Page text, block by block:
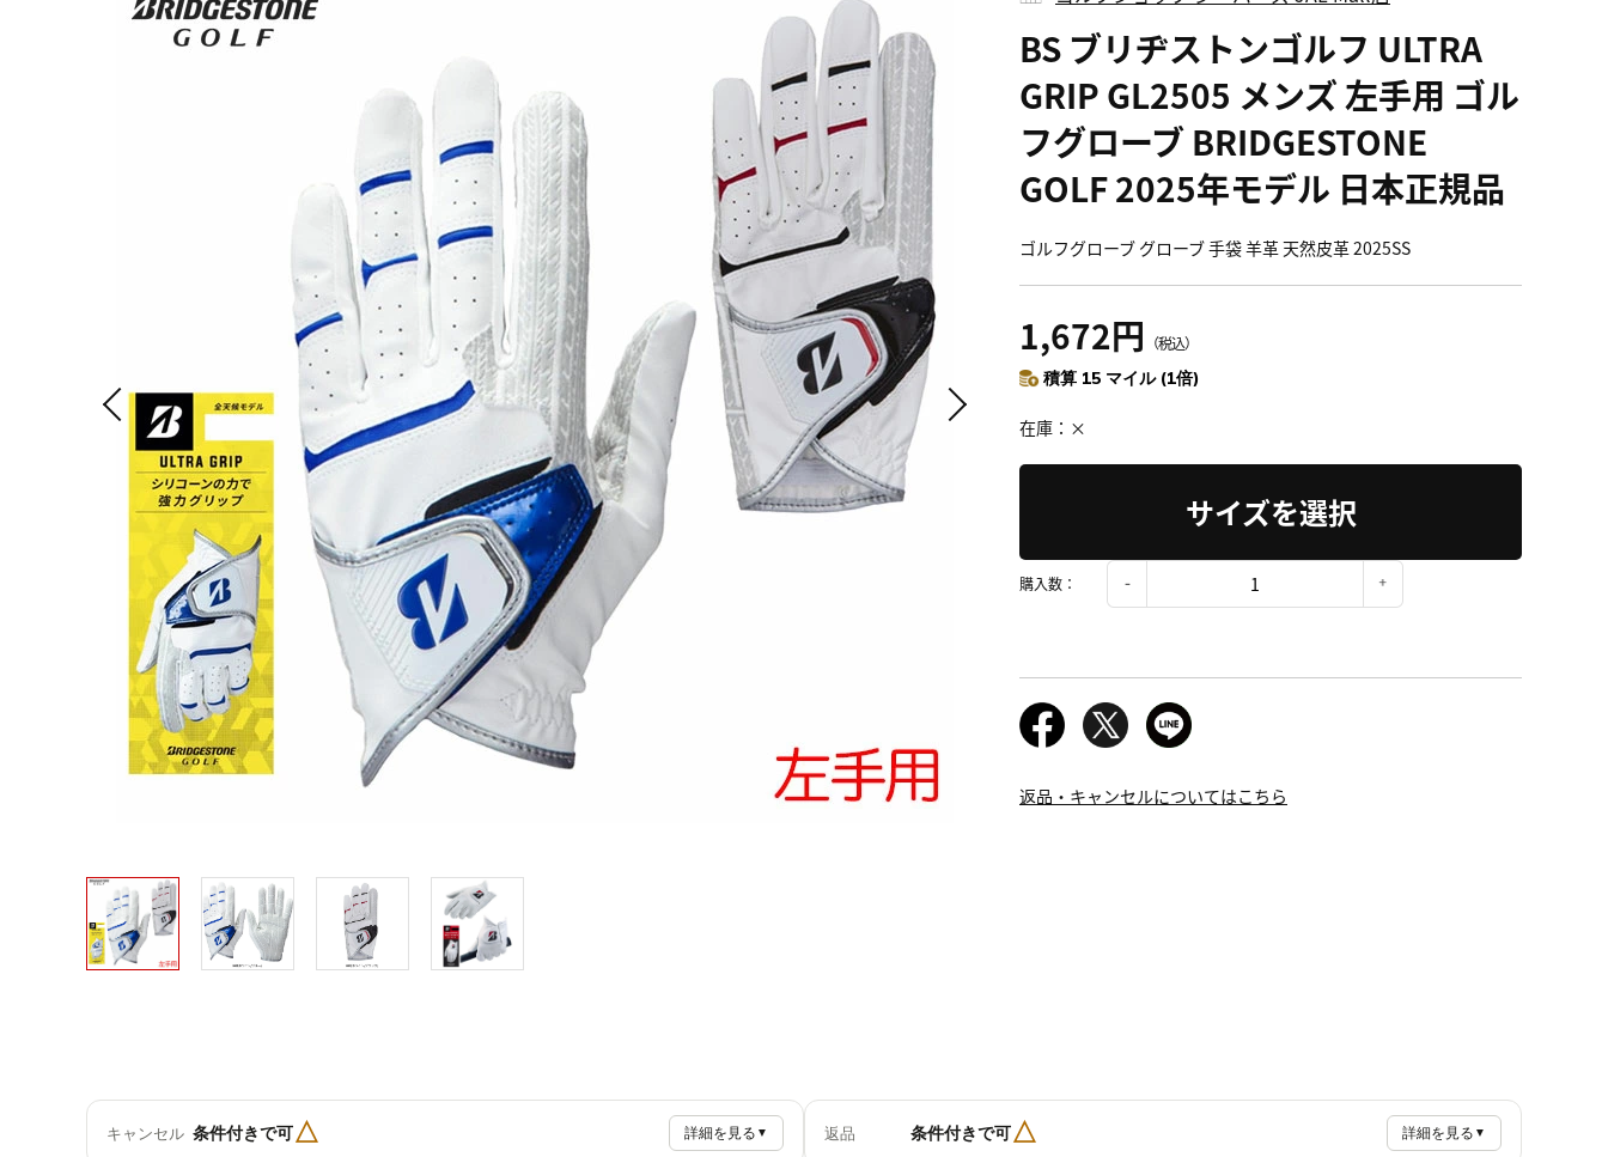
BS ブリヂストンゴルフ ULTRA
GRIP GL2505 メンズ 左手用 ゴル
フグローブ BRIDGESTONE
GOLF 2025年モデル 日本正規品
ゴルフグローブ グローブ 手袋 羊革 天然皮革 2025SS
1,672円 （税込）
積算 15 マイル (1倍)
在庫 ×
サイズを選択
購入数：
返品・キャンセルについてはこちら
キャンセル 条件付きで可△ 詳細を見る ▼ 返品 条件付きで可△ 詳細を見る ▼